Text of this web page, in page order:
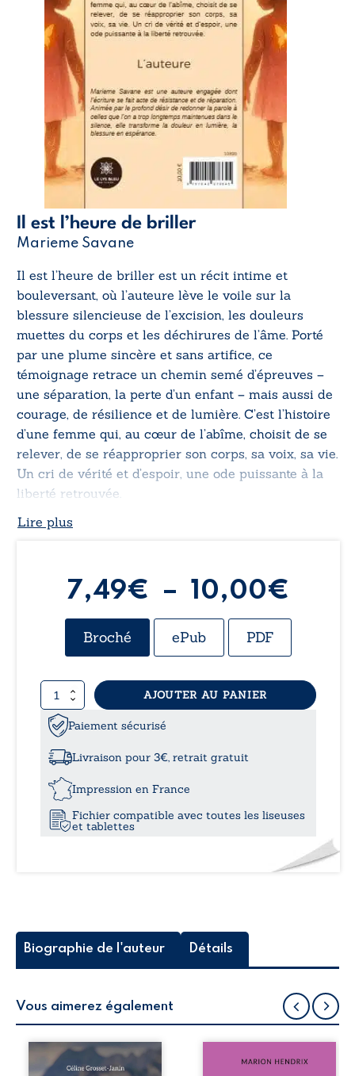
Il est l’heure de briller
Marieme Savane
Il est l’heure de briller est un récit intime et
bouleversant, où l’auteure lève le voile sur la
blessure silencieuse de l’excision, les douleurs
muettes du corps et les déchirures de l’âme. Porté
par une plume sincère et sans artifice, ce
témoignage retrace un chemin semé d’épreuves –
une séparation, la perte d’un enfant – mais aussi de
courage, de résilience et de lumière. C’est l’histoire
d’une femme qui, au cœur de l’abîme, choisit de se
relever, de se réapproprier son corps, sa voix, sa vie.
Un cri de vérité et d’espoir, une ode puissante à la
liberté retrouvée.
Lire plus
7,49€ – 10,00€
de
Broché ePub PDF
quantité
de
l’heure
briller
AJOUTER AU PANIER
Paiement sécurisé
Livraison pour 3€, retrait gratuit
Impression en France
Fichier compatible avec toutes les liseuses
et tablettes
Biographie de l'auteur Détails
Vous aimerez également
Que reste-t-il de
l’enfance lorsque
Nous sommes en